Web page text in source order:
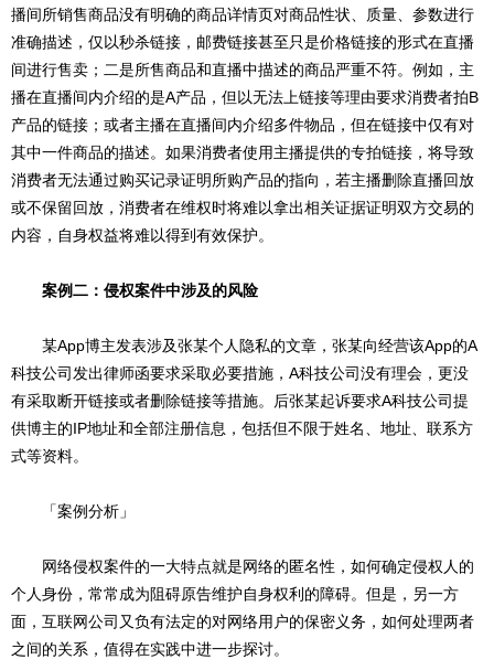
播间所销售商品没有明确的商品详情页对商品性状、质量、参数进行
准确描述，仅以秒杀链接，邮费链接甚至只是价格链接的形式在直播
间进行售卖；二是所售商品和直播中描述的商品严重不符。例如，主
播在直播间内介绍的是A产品，但以无法上链接等理由要求消费者拍B
产品的链接；或者主播在直播间内介绍多件物品，但在链接中仅有对
其中一件商品的描述。如果消费者使用主播提供的专拍链接，将导致
消费者无法通过购买记录证明所购产品的指向，若主播删除直播回放
或不保留回放，消费者在维权时将难以拿出相关证据证明双方交易的
内容，自身权益将难以得到有效保护。
案例二：侵权案件中涉及的风险
某App博主发表涉及张某个人隐私的文章，张某向经营该App的A
科技公司发出律师函要求采取必要措施，A科技公司没有理会，更没
有采取断开链接或者删除链接等措施。后张某起诉要求A科技公司提
供博主的IP地址和全部注册信息，包括但不限于姓名、地址、联系方
式等资料。
「案例分析」
网络侵权案件的一大特点就是网络的匿名性，如何确定侵权人的
个人身份，常常成为阻碍原告维护自身权利的障碍。但是，另一方
面，互联网公司又负有法定的对网络用户的保密义务，如何处理两者
之间的关系，值得在实践中进一步探讨。